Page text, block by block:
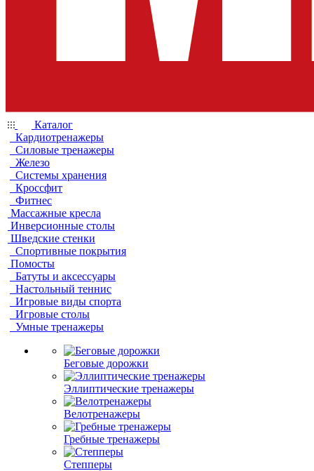
Каталог
Кардиотренажеры
Силовые тренажеры
Железо
Системы хранения
Кроссфит
Фитнес
Массажные кресла
Инверсионные столы
Шведские стенки
Спортивные покрытия
Помосты
Батуты и аксессуары
Настольный теннис
Игровые виды спорта
Игровые столы
Умные тренажеры
Беговые дорожки
Эллиптические тренажеры
Велотренажеры
Гребные тренажеры
Степперы